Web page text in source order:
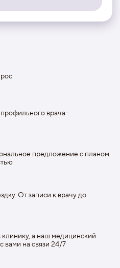
врача-
предложение с планом
От записи к врачу до
клинику, а наш медицинский
вами на связи 24/7